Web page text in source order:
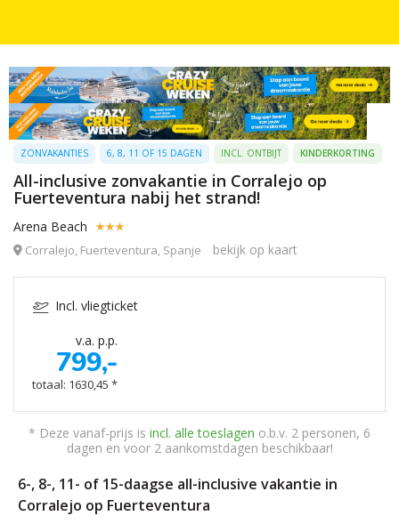
ZONVAKANTIES 6, 8, 11 OF 15 DAGEN INCL. ONTBIJT KINDERKORTING
All-inclusive zonvakantie in Corralejo op
Fuerteventura nabij het strand!
Arena Beach
Corralejo, Fuerteventura, Spanje bekijk op kaart
Incl. vliegticket
v.a. p.p.
799,-
totaal: 1630,45 *
* Deze vanaf-prijs is incl. alle toeslagen o.b.v. 2 personen, 6
dagen en voor 2 aankomstdagen beschikbaar!
6-, 8-, 11- of 15-daagse all-inclusive vakantie in
Corralejo op Fuerteventura